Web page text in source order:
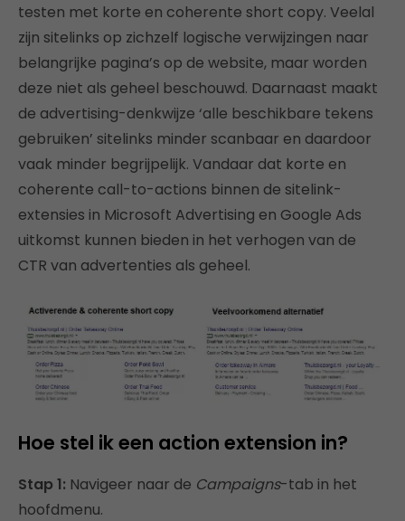
testen met korte en coherente short copy. Veelal
zijn sitelinks op zichzelf logische verwijzingen naar
belangrijke pagina’s op de website, maar worden
deze niet als geheel beschouwd. Daarnaast maakt
de advertising-denkwijze ‘alle beschikbare tekens
gebruiken’ sitelinks minder scanbaar en daardoor
vaak minder begrijpelijk. Vandaar dat korte en
coherente call-to-actions binnen de sitelink-
extensies in Microsoft Advertising en Google Ads
uitkomst kunnen bieden in het verhogen van de
CTR van advertenties als geheel.
Hoe stel ik een action extension in?
Stap 1: Navigeer naar de Campaigns-tab in het
hoofdmenu.